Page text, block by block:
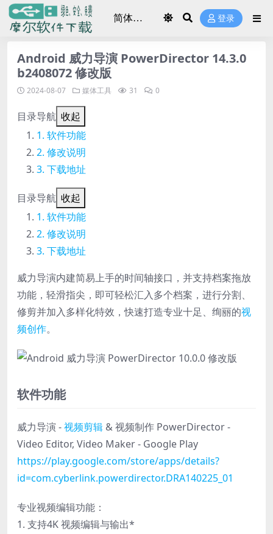
登录
Android 威力导演 PowerDirector 14.3.0
b2408072 修改版
2024-08-07 媒体工具 31 0
目录导航 收起
软件功能
修改说明
下载地址
目录导航 收起
软件功能
修改说明
下载地址
威力导演内建简易上手的时间轴接口，并支持档案拖放
功能，轻滑指尖，即可轻松汇入多个档案，进行分割、
修剪并加入多样化特效，快速打造专业十足、绚丽的视
频创作。
软件功能
威力导演 -视频剪辑 & 视频制作 PowerDirector -
Video Editor, Video Maker - Google Play
https://play.google.com/store/apps/details?
id=com.cyberlink.powerdirector.DRA140225_01
专业视频编辑功能：
1. 支持4K 视频编辑与输出*